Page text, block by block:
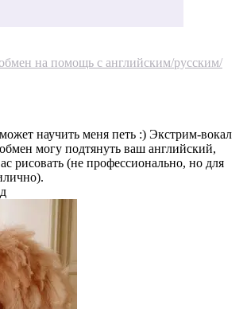
на помощь с английским/русским/
научить меня петь :) Экстрим-вокал
могу подтянуть ваш английский,
рисовать (не профессионально, но для